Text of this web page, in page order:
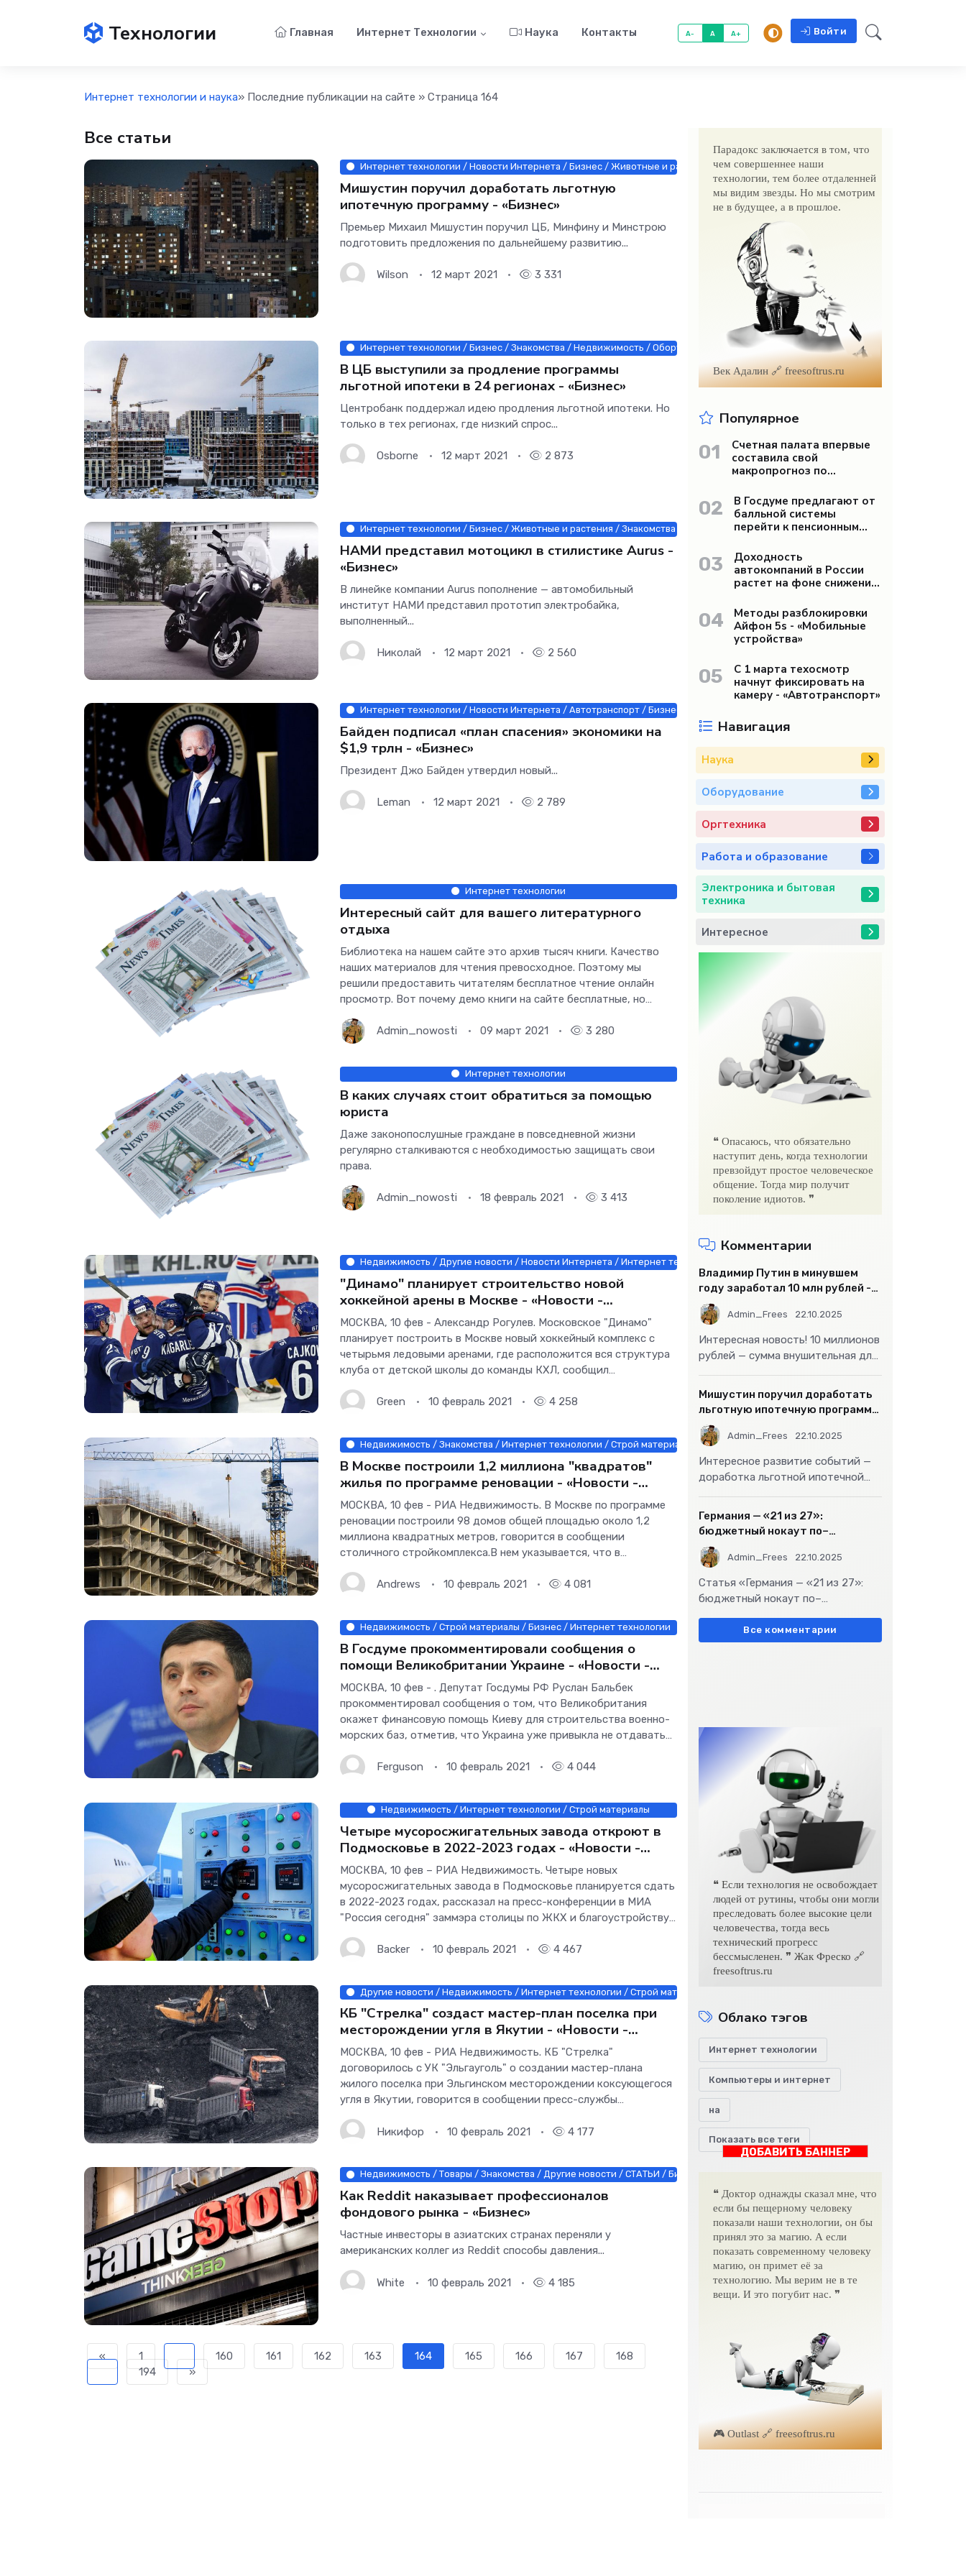
Технологии Главная Интернет Технологии Наука Контакты A- A A+ Войти
Интернет технологии и наука» Последние публикации на сайте » Страница 164
Все статьи
Интернет технологии / Новости Интернета / Бизнес / Животные и растения / Знакомства / Недвижимость / Товары / Другие
Мишустин поручил доработать льготную
ипотечную программу - «Бизнес»
Премьер Михаил Мишустин поручил ЦБ, Минфину и Минстрою
подготовить предложения по дальнейшему развитию...
Wilson 12 март 2021 3 331
Интернет технологии / Бизнес / Знакомства / Недвижимость / Оборудование / Товары / Услуги / Другие новости
В ЦБ выступили за продление программы
льготной ипотеки в 24 регионах - «Бизнес»
Центробанк поддержал идею продления льготной ипотеки. Но
только в тех регионах, где низкий спрос...
Osborne 12 март 2021 2 873
Интернет технологии / Бизнес / Животные и растения / Знакомства / Недвижимость / Работа и образование / Строй материалы /
НАМИ представил мотоцикл в стилистике Aurus -
«Бизнес»
В линейке компании Aurus пополнение — автомобильный
институт НАМИ представил прототип электробайка,
выполненный...
Николай 12 март 2021 2 560
Интернет технологии / Новости Интернета / Автотранспорт / Бизнес / Животные и растения / Знакомства / Недвижимость /
Байден подписал «план спасения» экономики на
$1,9 трлн - «Бизнес»
Президент Джо Байден утвердил новый...
Leman 12 март 2021 2 789
Интернет технологии
Интересный сайт для вашего литературного
отдыха
Библиотека на нашем сайте это архив тысяч книги. Качество
наших материалов для чтения превосходное. Поэтому мы
решили предоставить читателям бесплатное чтение онлайн
просмотр. Вот почему демо книги на сайте бесплатные, но
виде в формате pdf. Мы
Admin_nowosti 09 март 2021 3 280
Интернет технологии
В каких случаях стоит обратиться за помощью
юриста
Даже законопослушные граждане в повседневной жизни
регулярно сталкиваются с необходимостью защищать свои
права.
Admin_nowosti 18 февраль 2021 3 413
Недвижимость / Другие новости / Новости Интернета / Интернет технологии / Строй материалы
"Динамо" планирует строительство новой
хоккейной арены в Москве - «Новости -
строительства»
МОСКВА, 10 фев - Александр Рогулев. Московское "Динамо"
планирует построить в Москве новый хоккейный комплекс с
четырьмя ледовыми аренами, где расположится вся структура
клуба от детской школы до команды КХЛ, сообщил
Green
10 февраль 2021 4 258
Недвижимость / Знакомства / Интернет технологии / Строй материалы
В Москве построили 1,2 миллиона "квадратов"
жилья по программе реновации - «Новости -
строительства»
МОСКВА, 10 фев - РИА Недвижимость. В Москве по программе
реновации построили 98 домов общей площадью около 1,2
миллиона квадратных метров, говорится в сообщении
столичного стройкомплекса.В нем указывается, что в
223 домов. Из них около 24,2
Andrews 10 февраль 2021 4 081
Недвижимость / Строй материалы / Бизнес / Интернет технологии
В Госдуме прокомментировали сообщения о
помощи Великобритании Украине - «Новости -
строительства»
МОСКВА, 10 фев - . Депутат Госдумы РФ Руслан Бальбек
прокомментировал сообщения о том, что Великобритания
окажет финансовую помощь Киеву для строительства военно-
морских баз, отметив, что Украина уже привыкла не отдавать
заявил, чтоFerguson 10 февраль 2021 4 044
Недвижимость / Интернет технологии / Строй материалы
Четыре мусоросжигательных завода откроют в
Подмосковье в 2022-2023 годах - «Новости -
строительства»
МОСКВА, 10 фев – РИА Недвижимость. Четыре новых
мусоросжигательных завода в Подмосковье планируется сдать
в 2022-2023 годах, рассказал на пресс-конференции в МИА
"Россия сегодня" заммэра столицы по ЖКХ и благоустройству
работают два
Backer 10 февраль 2021 4 467
Другие новости / Недвижимость / Интернет технологии / Строй материалы
КБ "Стрелка" создаст мастер-план поселка при
месторождении угля в Якутии - «Новости -
строительства»
МОСКВА, 10 фев - РИА Недвижимость. КБ "Стрелка"
договорилось с УК "Эльгауголь" о создании мастер-плана
жилого поселка при Эльгинском месторождении коксующегося
угля в Якутии, говорится в сообщении пресс-службы
Никифор
10 февраль 2021 4 177
Недвижимость / Товары / Знакомства / Другие новости / СТАТЬИ / Бизнес / Мебель, интерьер, обиход / Новости Интернета /
Как Reddit наказывает профессионалов
фондового рынка - «Бизнес»
Частные инвесторы в азиатских странах переняли у
американских коллег из Reddit способы давления...
White 10 февраль 2021 4 185
« 1 ... 160 161 162 163 164 165 166 167
168
...
194 »
Парадокс заключается в том, что
чем совершеннее наши
технологии, тем более отдаленней
мы видим звезды. Но мы смотрим
не в будущее, а в прошлое.
Век Адалин 🔗 freesoftrus.ru
Популярное
01
Счетная палата впервые
составила свой
макропрогноз по
«Бизнес»
02
В Госдуме предлагают от
балльной системы
перейти к пенсионным
03
Доходность
автокомпаний в России
растет на фоне снижения
04
Методы разблокировки
Айфон 5s - «Мобильные
устройства»
05
С 1 марта техосмотр
начнут фиксировать на
камеру - «Автотранспорт»
Навигация
Наука
Оборудование
Оргтехника
Работа и образование
Электроника и бытовая
техника
Интересное
❝ Опасаюсь, что обязательно
наступит день, когда технологии
превзойдут простое человеческое
общение. Тогда мир получит
поколение идиотов. ❞
Комментарии
Владимир Путин в минувшем
году заработал 10 млн рублей -
«Бизнес»
Admin_Frees 22.10.2025
Интересная новость! 10 миллионов
рублей — сумма внушительная для
не
Мишустин поручил доработать
льготную ипотечную программу
- «Бизнес»
Admin_Frees 22.10.2025
Интересное развитие событий —
доработка льготной ипотечной
стать
Германия — «21 из 27»:
бюджетный нокаут по–
европейски
Admin_Frees 22.10.2025
Статья «Германия — «21 из 27»:
бюджетный нокаут по–
подчеркивает остроту
Все комментарии
❝ Если технология не освобождает
людей от рутины, чтобы они могли
преследовать более высокие цели
человечества, тогда весь
технический прогресс
бессмысленен. ❞ Жак Фреско 🔗
freesoftrus.ru
Облако тэгов
Интернет технологии
Компьютеры и интернет
на
Показать все теги
ДОБАВИТЬ БАННЕР
❝ Доктор однажды сказал мне, что
если бы пещерному человеку
показали наши технологии, он бы
принял это за магию. А если
показать современному человеку
магию, он примет её за
технологию. Мы верим не в те
вещи. И это погубит нас. ❞
🎮 Outlast 🔗 freesoftrus.ru